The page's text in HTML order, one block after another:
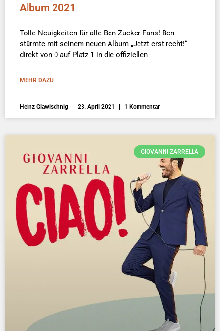
Album 2021
Tolle Neuigkeiten für alle Ben Zucker Fans! Ben
stürmte mit seinem neuen Album „Jetzt erst recht!“
direkt von 0 auf Platz 1 in die offiziellen
MEHR DAZU
Heinz Glawischnig 23. April 2021 1 Kommentar
GIOVANNI ZARRELLA